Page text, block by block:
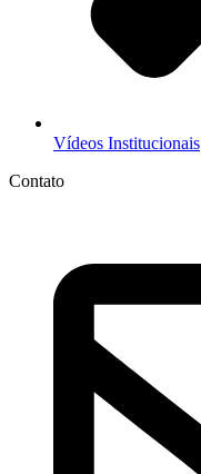
Vídeos Institucionais
Contato